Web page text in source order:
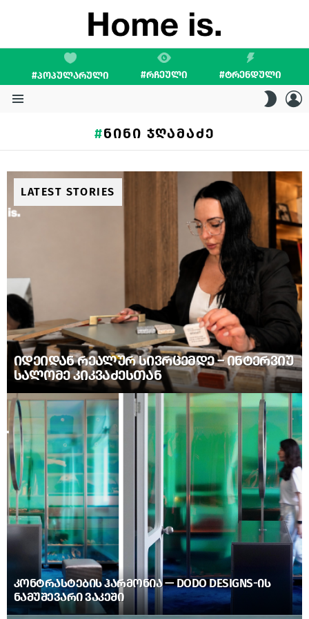
#ᲞᲝᲞᲣᲚᲐᲠᲣᲚᲘ #ᲠᲩᲔᲣᲚᲘ #ᲢᲠᲔᲜᲓᲣᲚᲘ
SKIN
ᲜᲘᲜᲘ ᲯᲦᲐᲛᲐᲫᲔ
LATEST STORIES
ᲘᲓᲔᲘᲓᲐᲜ ᲠᲔᲐᲚᲣᲠ ᲡᲘᲕᲠᲪᲔᲛᲓᲔ – ᲘᲜᲢᲔᲠᲕᲘᲣ
ᲡᲐᲚᲝᲛᲔ ᲙᲘᲙᲕᲐᲫᲔᲡᲗᲐᲜ
ᲙᲝᲜᲢᲠᲐᲡᲢᲔᲑᲘᲡ ᲰᲐᲠᲛᲝᲜᲘᲐ — DODO DESIGNS-ᲘᲡ
ᲜᲐᲛᲣᲨᲔᲕᲐᲠᲘ ᲕᲐᲙᲔᲨᲘ